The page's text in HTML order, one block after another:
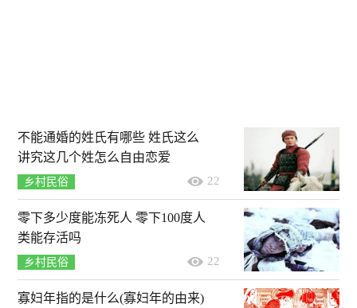
不能通婚的姓氏有哪些 姓氏这么
讲究这几个姓怎么自由恋爱
乡村民俗 22
零下多少度能冻死人 零下100度人
类能存活吗
乡村民俗 22
寡妇年指的是什么(寡妇年的由来)